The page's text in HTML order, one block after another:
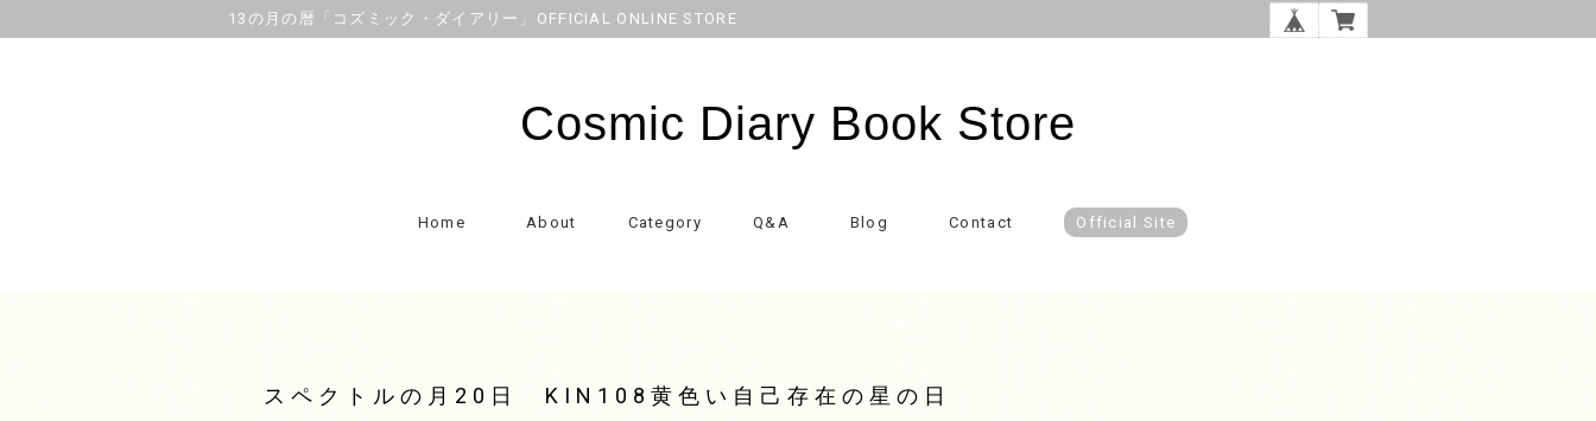
13の月の暦「コズミック・ダイアリー」OFFICIAL ONLINE STORE
Cosmic Diary Book Store
Home About Category Q&A Blog Contact Official Site
スペクトルの月20日 KIN108黄色い自己存在の星の日